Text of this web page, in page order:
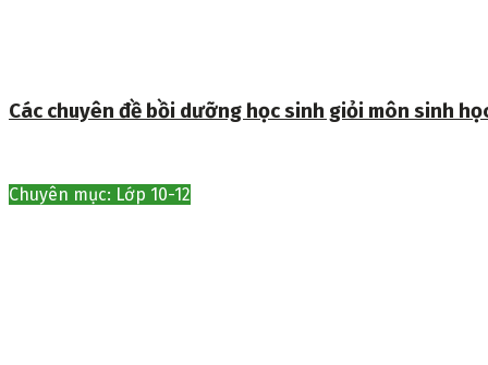
Các chuyên đề bồi dưỡng học sinh giỏi môn sinh
Chuyên mục: Lớp 10-12